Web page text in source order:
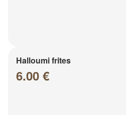
Halloumi frites
6.00 €